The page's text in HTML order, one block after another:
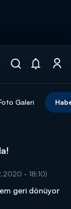
Galeri
- 18:10)
geri dönüyor